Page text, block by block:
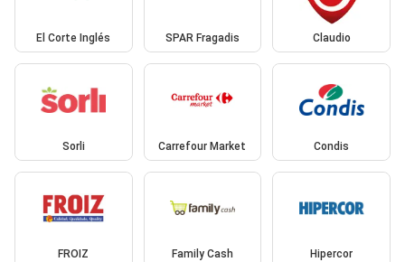
El Corte Inglés SPAR Fragadis Claudio
Sorli Carrefour Market Condis
FROIZ Family Cash Hipercor